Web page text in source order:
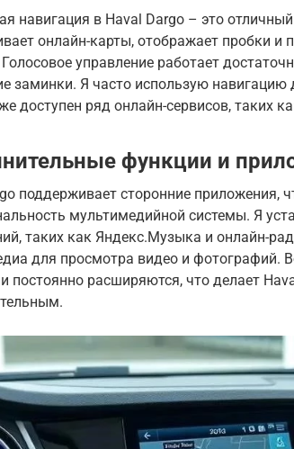
навигация в Haval Dargo – это
онлайн-карты, отображает пробки и
управление работает
заминки. Я часто использую навигацию
доступен ряд онлайн-сервисов, таких
функции и
поддерживает сторонние приложения,
мультимедийной системы. Я
таких как Яндекс.Музыка и онлайн-
для просмотра видео и фотографий.
постоянно расширяются, что делает